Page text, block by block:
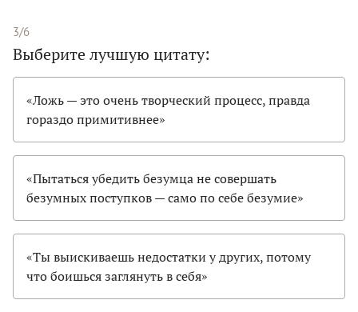
3/6
Выберите лучшую цитату:
«Ложь — это очень творческий процесс, правда
гораздо примитивнее»
«Пытаться убедить безумца не совершать
безумных поступков — само по себе безумие»
«Ты выискиваешь недостатки у других, потому
что боишься заглянуть в себя»